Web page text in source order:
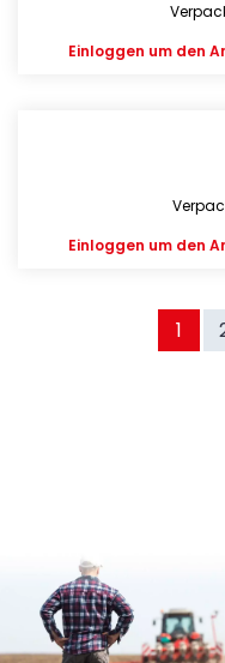
Einloggen um den
Einloggen um den
1